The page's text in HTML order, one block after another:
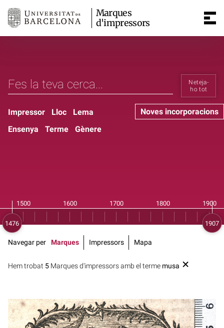
Marques
d'impressors
Neteja-
ho tot
Noves incorporacions
Impressor Lloc
Lema
Ensenya
Terme Gènere
Hem trobat 5 Marques d'impressors amb el terme musa
Navegar per Marques Impressors Mapa